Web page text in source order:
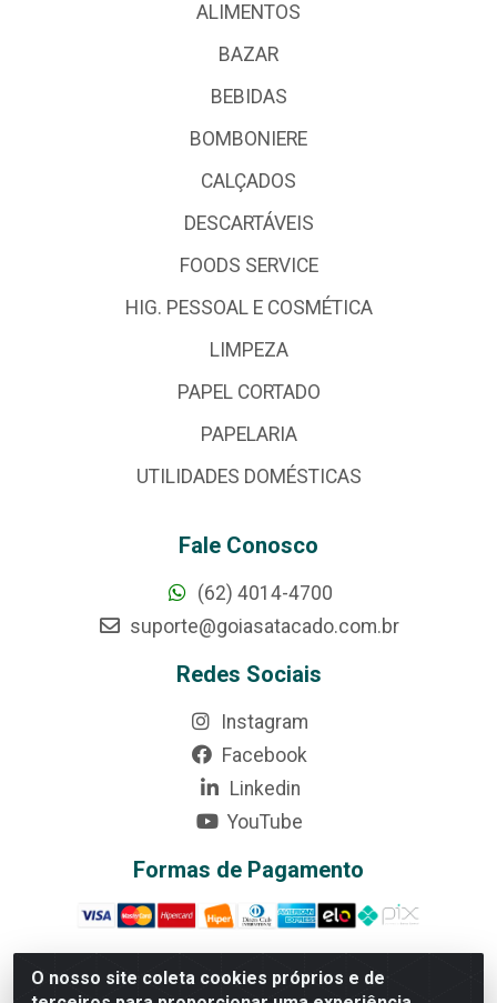
O nosso site coleta cookies próprios e de
ALIMENTOS
BAZAR
BEBIDAS
BOMBONIERE
CALÇADOS
DESCARTÁVEIS
FOODS SERVICE
HIG. PESSOAL E COSMÉTICA
LIMPEZA
PAPEL CORTADO
PAPELARIA
UTILIDADES DOMÉSTICAS
Fale Conosco
(62) 4014-4700
suporte@goiasatacado.com.br
Redes Sociais
Instagram
Facebook
Linkedin
YouTube
Formas de Pagamento